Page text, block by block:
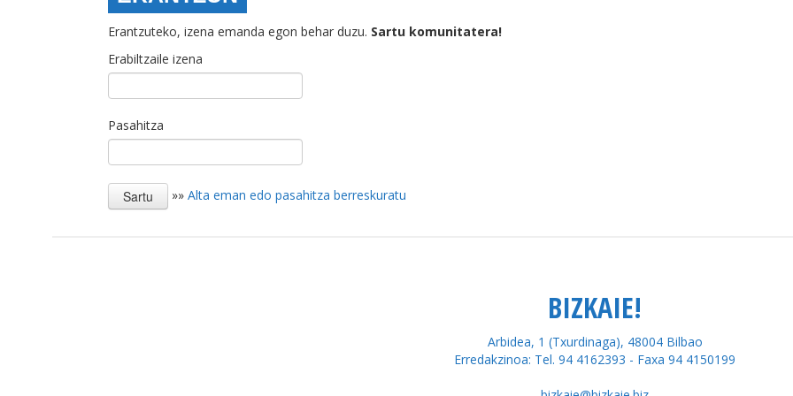
Erantzuteko, izena emanda egon behar duzu. Sartu komunitatera!
Erabiltzaile izena
Pasahitza
»» Alta eman edo pasahitza berreskuratu
BIZKAIE!
Arbidea, 1 (Txurdinaga), 48004 Bilbao
Erredakzinoa: Tel. 94 4162393 - Faxa 94 4150199